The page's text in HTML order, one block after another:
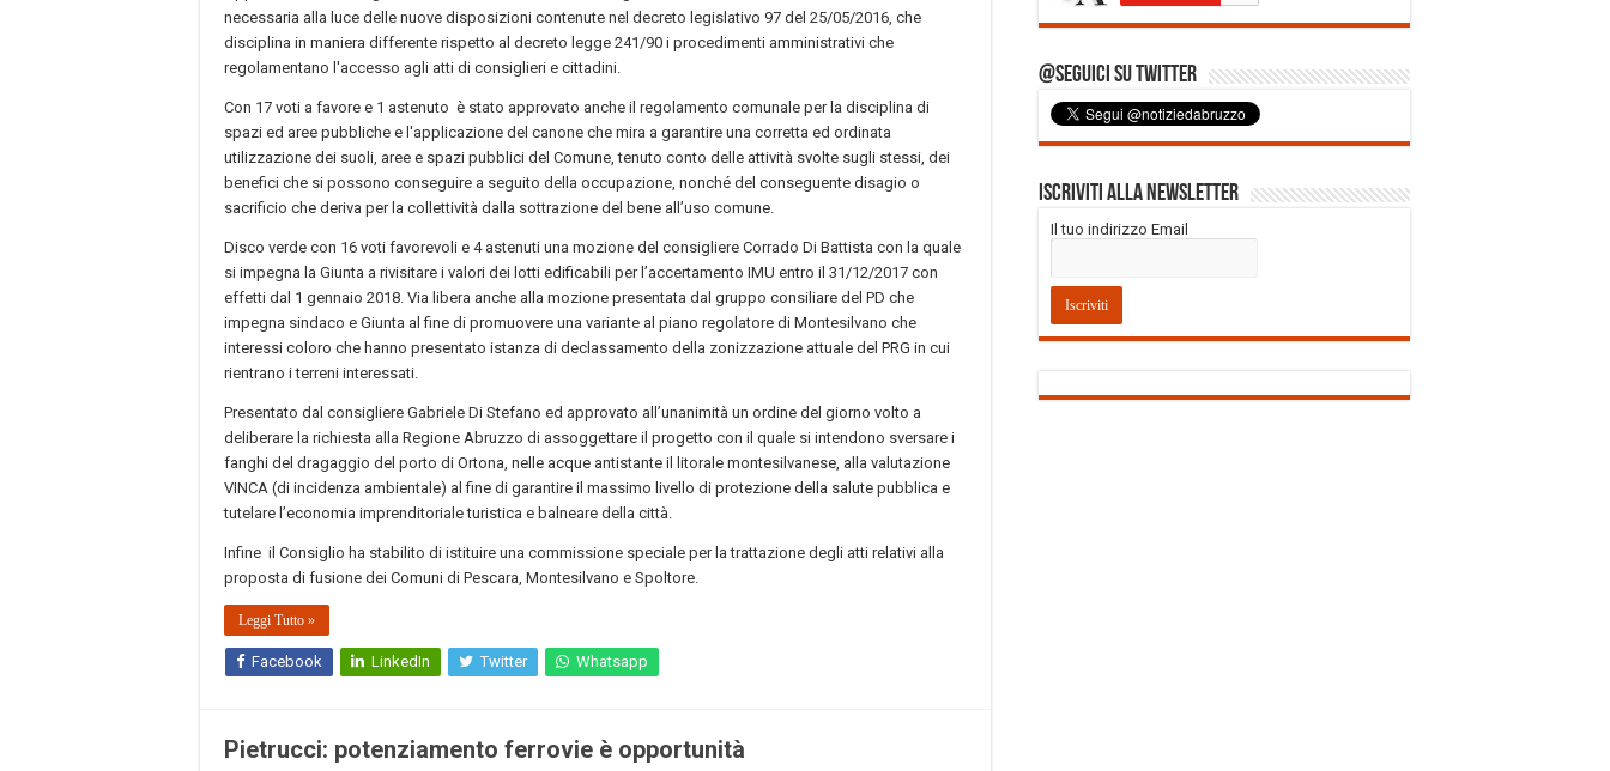
necessaria alla luce delle nuove disposizioni contenute nel decreto legislativo 97 del 25/05/2016, che
disciplina in maniera differente rispetto al decreto legge 241/90 i procedimenti amministrativi che
regolamentano l'accesso agli atti di consiglieri e cittadini.
Con 17 voti a favore e 1 astenuto è stato approvato anche il regolamento comunale per la disciplina di
spazi ed aree pubbliche e l'applicazione del canone che mira a garantire una corretta ed ordinata
utilizzazione dei suoli, aree e spazi pubblici del Comune, tenuto conto delle attività svolte sugli stessi, dei
benefici che si possono conseguire a seguito della occupazione, nonché del conseguente disagio o
sacrificio che deriva per la collettività dalla sottrazione del bene all’uso comune.
Disco verde con 16 voti favorevoli e 4 astenuti una mozione del consigliere Corrado Di Battista con la quale
si impegna la Giunta a rivisitare i valori dei lotti edificabili per l’accertamento IMU entro il 31/12/2017 con
effetti dal 1 gennaio 2018. Via libera anche alla mozione presentata dal gruppo consiliare del PD che
impegna sindaco e Giunta al fine di promuovere una variante al piano regolatore di Montesilvano che
interessi coloro che hanno presentato istanza di declassamento della zonizzazione attuale del PRG in cui
rientrano i terreni interessati.
Presentato dal consigliere Gabriele Di Stefano ed approvato all’unanimità un ordine del giorno volto a
deliberare la richiesta alla Regione Abruzzo di assoggettare il progetto con il quale si intendono sversare i
fanghi del dragaggio del porto di Ortona, nelle acque antistante il litorale montesilvanese, alla valutazione
VINCA (di incidenza ambientale) al fine di garantire il massimo livello di protezione della salute pubblica e
tutelare l’economia imprenditoriale turistica e balneare della città.
Infine il Consiglio ha stabilito di istituire una commissione speciale per la trattazione degli atti relativi alla
proposta di fusione dei Comuni di Pescara, Montesilvano e Spoltore.
Leggi Tutto »
Facebook LinkedIn Twitter Whatsapp
Pietrucci: potenziamento ferrovie è opportunità
@Seguici su Twitter
Iscriviti alla Newsletter
Il tuo indirizzo Email